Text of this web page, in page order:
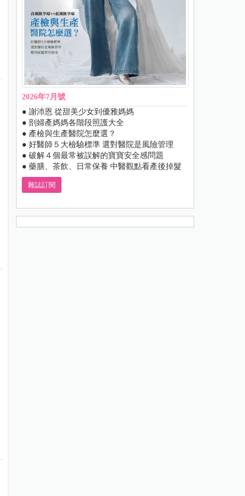
2026年7月號
● 謝沛恩 從甜美少女到優雅媽媽
● 剖婦產媽媽各階段照護大全
● 產檢與生產醫院怎麼選？
● 好醫師５大檢驗標準 選對醫院是風險管理
● 破解４個最常被誤解的寶寶安全感問題
● 藥膳、茶飲、日常保養 中醫觀點看產後掉髮
雜誌訂閱